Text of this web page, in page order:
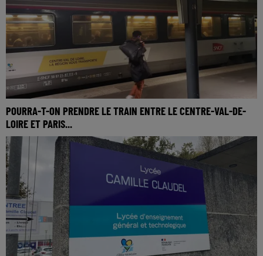
POURRA-T-ON PRENDRE LE TRAIN ENTRE LE CENTRE-VAL-DE-
LOIRE ET PARIS...